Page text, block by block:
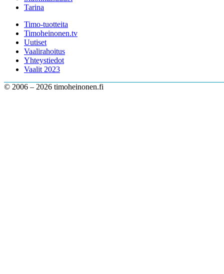
Tarina
Timo-tuotteita
Timoheinonen.tv
Uutiset
Vaalirahoitus
Yhteystiedot
Vaalit 2023
© 2006 – 2026 timoheinonen.fi